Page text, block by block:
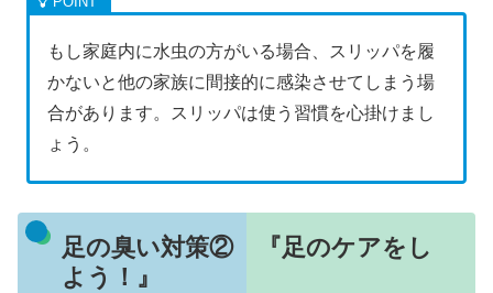
もし家庭内に水虫の方がいる場合、スリッパを履
かないと他の家族に間接的に感染させてしまう場
合があります。スリッパは使う習慣を心掛けまし
ょう。
足の臭い対策② 『足のケアをし
よう！』